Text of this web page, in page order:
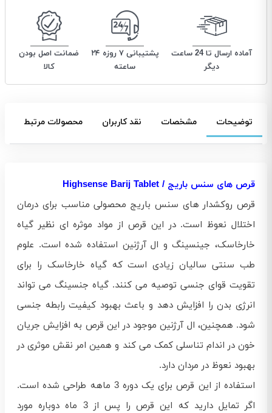
آماده ارسال تا 24 ساعت
دیگر
پشتیبانی ۷ روزه ۲۴
ساعته
ضمانت اصل بودن
کالا
توضیحات مشخصات نقد کاربران محصولات مرتبط
قرص های سنس باریج / Highsense Barij Tablet
قرص روکشدار های سنس باریج محصولی مناسب برای درمان
اختلال نعوظ است. در این قرص از مواد موثره ای نظیر گیاه
خارخاسک، جینسینگ و ال آرژنین استفاده شده است. علوم
طب سنتی سالیان زیادی است که گیاه خارخاسک را برای
تقویت قوای جنسی توصیه می کنند. گیاه جنسینگ می تواند
انرژی بدن را افزایش دهد و باعث بهبود کیفیت رابطه جنسی
شود. همچنین، ال آرژنین موجود در این قرص به افزایش جریان
خون در اندام تناسلی کمک می کند و همین امر نقش موثری در
بهبود نعوظ در مردان دارد.
استفاده از این قرص برای یک دوره 3 ماهه طراحی شده است.
اگر تمایل دارید که این قرص را پس از 3 ماه دوباره مورد